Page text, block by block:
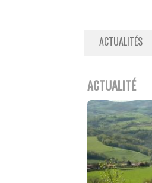
ACTUALITÉS
ACTUALITÉ